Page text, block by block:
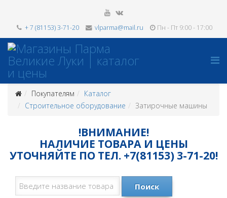
+ 7 (81153) 3-71-20 vlparma@mail.ru Пн - Пт 9:00 - 17:00
Покупателям
Каталог
Строительное оборудование
Затирочные машины
!ВНИМАНИЕ!
НАЛИЧИЕ ТОВАРА И ЦЕНЫ
УТОЧНЯЙТЕ ПО ТЕЛ. +7(81153) 3-71-20!
Поиск